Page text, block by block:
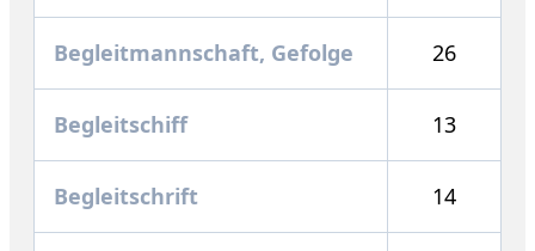
Begleitmannschaft, Gefolge 26
Begleitschiff 13
Begleitschrift 14